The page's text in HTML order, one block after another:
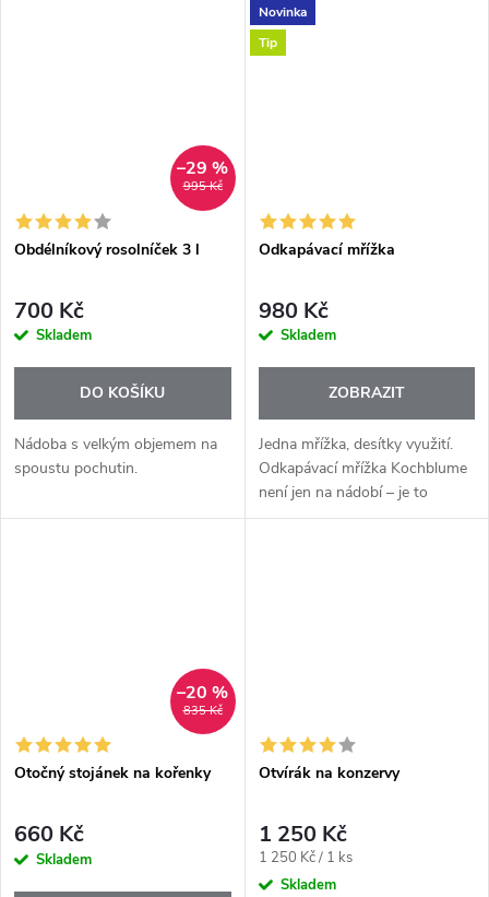
jednohubek, ovoce, sýrů nebo
drobných pochoutek.
995 Kč
–29 %
Obdélníkový rosolníček 3 l
700 Kč
Skladem
DO KOŠÍKU
Nádoba s velkým objemem na
spoustu pochutin.
Novinka
Tip
Odkapávací mřížka
980 Kč
Skladem
ZOBRAZIT
Jedna mřížka, desítky využití.
Odkapávací mřížka Kochblume
není jen na nádobí – je to
multifunkční pomocník, který
835 Kč
–20 %
Otočný stojánek na kořenky
660 Kč
Skladem
Otvírák na konzervy
1 250 Kč
Měrná
cena:
1 250 Kč / 1 ks
Skladem